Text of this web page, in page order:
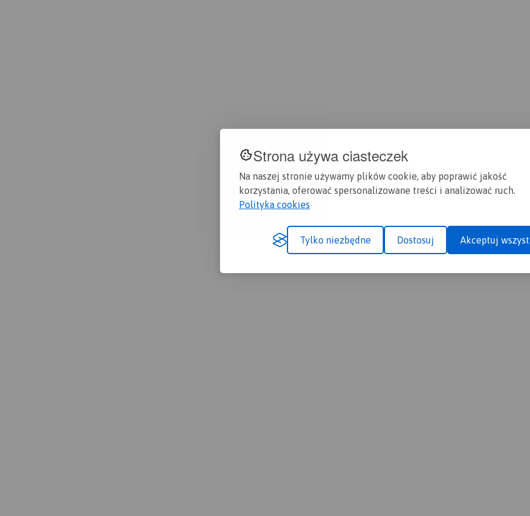
Strona używa ciasteczek
Na naszej stronie używamy plików cookie, aby poprawić jakość
korzystania, oferować spersonalizowane treści i analizować ruch.
Polityka cookies
Tylko niezbędne Dostosuj Akceptuj